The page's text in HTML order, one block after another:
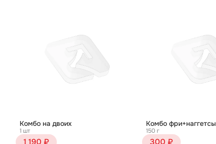
Комбо на двоих
1 шт
1 190 ₽
Комбо фри+наггетсы
150 г
300 ₽